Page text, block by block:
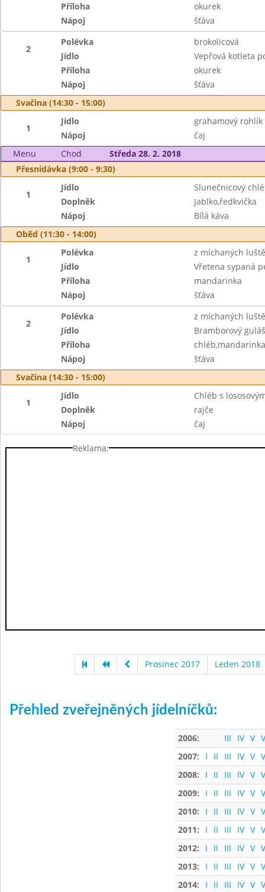
Příloha
okurek
Nápoj
šťáva
2
Polévka
brokolicová
Jídlo
Vepřová kotleta
Příloha
okurek
Nápoj
šťáva
Svačina (14:30 - 15:00)
1
Jídlo
grahamový
Nápoj
čaj
Menu
Chod
Středa 28. 2. 2018
Přesnídávka (9:00 - 9:30)
1
Jídlo
Slunečnicový
Doplněk
Jablko,ředkvička
Nápoj
Bílá káva
Oběd (11:30 - 14:00)
1
Polévka
z míchaných
Jídlo
Vřetena sypaná
Příloha
mandarinka
Nápoj
šťáva
2
Polévka
z míchaných
Jídlo
Bramborový
Příloha
chléb,mandarinka
Nápoj
šťáva
Svačina (14:30 - 15:00)
1
Jídlo
Chléb s
Doplněk
rajče
Nápoj
čaj
Reklama:
Prosinec 2017 Leden 2018
Přehled zveřejněných jídelníčků:
2006: III IV V
2007:
I II III IV V
2008:
I II III IV V
2009:
I II III IV V
2010:
I II III IV V
2011:
I II III IV V
2012:
I II III IV V
2013:
I II III IV V
2014:
I II III IV V